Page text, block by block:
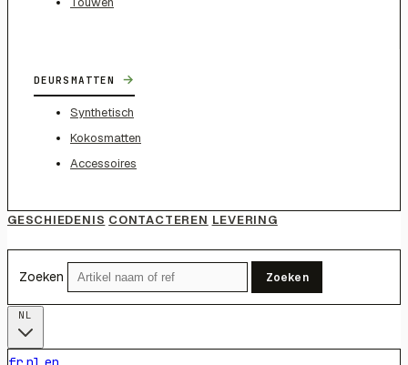
DEURSMATTEN →
Synthetisch
Kokosmatten
Accessoires
GESCHIEDENIS CONTACTEREN LEVERING
Zoeken Zoeken